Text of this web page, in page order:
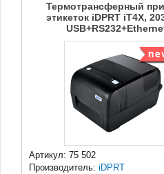
Термотрансферный
этикеток iDPRT iT4X,
Артикул: 75 502
Производитель: iDPRT